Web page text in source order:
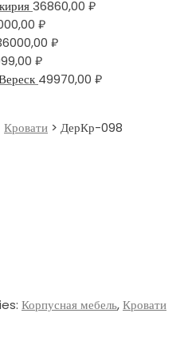
36860,00 ₽
₽
₽
₽
49970,00 ₽
Кровати > ДерКр-098
Корпусная мебель,Кровати